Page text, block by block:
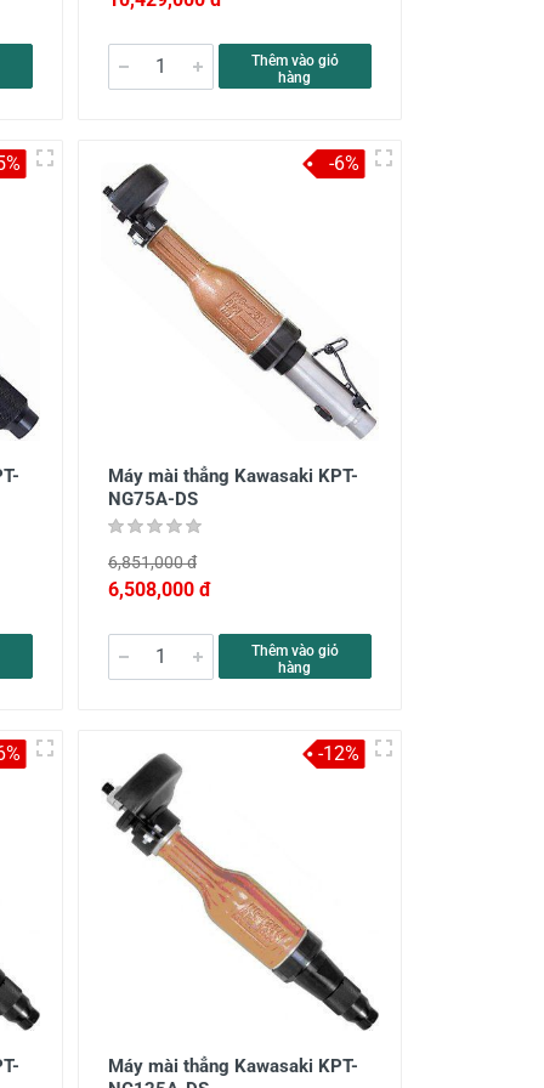
Thêm vào giỏ
hàng
Máy mài thẳng Kawasaki KPT-
NG75A-DS
6,851,000 đ
6,508,000 đ
Thêm vào giỏ
hàng
-6%
Máy mài thẳng Kawasaki KPT-
-12%